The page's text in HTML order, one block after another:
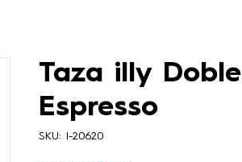
Taza illy Doble
Espresso
SKU: I-20620